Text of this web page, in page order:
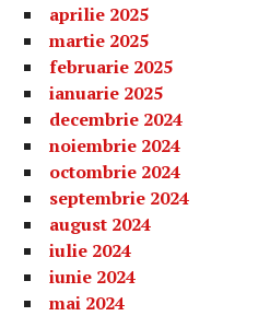
aprilie 2025
martie 2025
februarie 2025
ianuarie 2025
decembrie 2024
noiembrie 2024
octombrie 2024
septembrie 2024
august 2024
iulie 2024
iunie 2024
mai 2024